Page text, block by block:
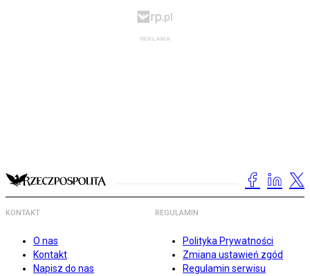
KONTAKT
O nas
Kontakt
Napisz do nas
REGULAMIN
Polityka Prywatności
Zmiana ustawień zgód
Regulamin serwisu